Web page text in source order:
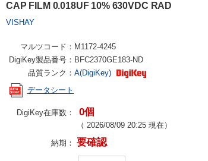
CAP FILM 0.018UF 10% 630VDC RAD
VISHAY
マルツコード： M1172-4245
DigiKey製品番号： BFC2370GE183-ND
品質ランク： A(DigiKey)
データシート
DigiKey在庫数： 0個
（ 2026/08/09 20:25 現在）
納期： 要確認